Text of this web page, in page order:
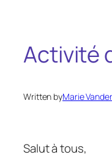
Activité
Written byMarie
Salut à tous,